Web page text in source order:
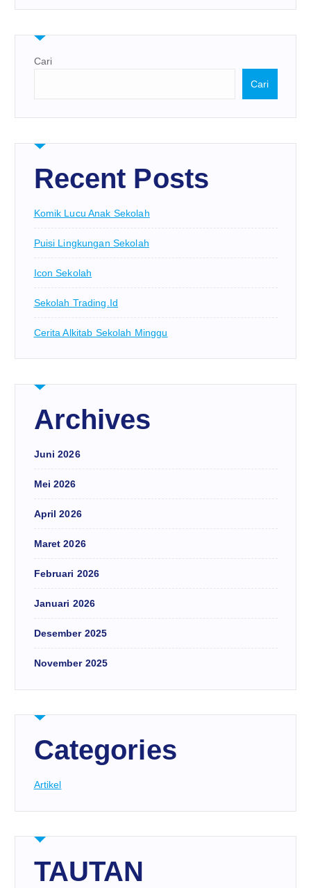
Cari
Cari
Recent Posts
Komik Lucu Anak Sekolah
Puisi Lingkungan Sekolah
Icon Sekolah
Sekolah Trading.id
Cerita Alkitab Sekolah Minggu
Archives
Juni 2026
Mei 2026
April 2026
Maret 2026
Februari 2026
Januari 2026
Desember 2025
November 2025
Categories
Artikel
TAUTAN